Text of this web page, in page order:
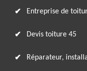
Entreprise de
Devis toiture 45
Réparateur,